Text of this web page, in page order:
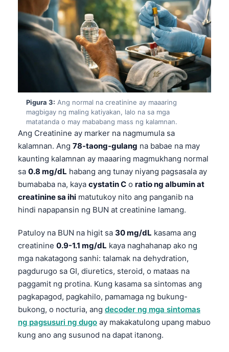
Pigura 3: Ang normal na creatinine ay maaaring
magbigay ng maling katiyakan, lalo na sa mga
matatanda o may mababang mass ng kalamnan.
Ang Creatinine ay marker na nagmumula sa
kalamnan. Ang 78-taong-gulang na babae na may
kaunting kalamnan ay maaaring magmukhang normal
sa 0.8 mg/dL habang ang tunay niyang pagsasala ay
bumababa na, kaya cystatin C o ratio ng albumin at
creatinine sa ihi matutukoy nito ang panganib na
hindi napapansin ng BUN at creatinine lamang.
Patuloy na BUN na higit sa 30 mg/dL kasama ang
creatinine 0.9-1.1 mg/dL kaya naghahanap ako ng
mga nakatagong sanhi: talamak na dehydration,
pagdurugo sa GI, diuretics, steroid, o mataas na
paggamit ng protina. Kung kasama sa sintomas ang
pagkapagod, pagkahilo, pamamaga ng bukung-
bukong, o nocturia, ang decoder ng mga sintomas
ng pagsusuri ng dugo ay makakatulong upang mabuo
kung ano ang susunod na dapat itanong.